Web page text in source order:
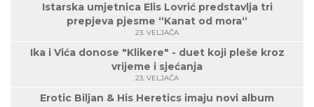
Istarska umjetnica Elis Lovrić predstavlja tri
prepjeva pjesme “Kanat od mora“
23. VELJAČA
Ika i Vića donose "Klikere" - duet koji pleše kroz
vrijeme i sjećanja
23. VELJAČA
Erotic Biljan & His Heretics imaju novi album